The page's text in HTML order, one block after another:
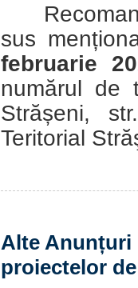
sus
februarie
numărul de
Strășeni,
Teritorial
Alte Anunțuri
proiectelor